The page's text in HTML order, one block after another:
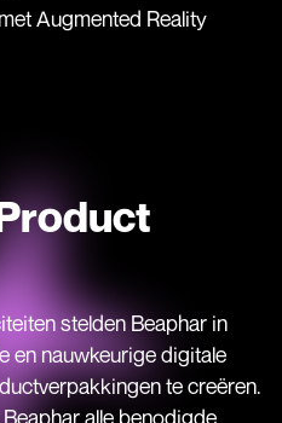
Augmented Reality
stelden Beaphar in
en nauwkeurige digitale
te creëren.
alle benodigde